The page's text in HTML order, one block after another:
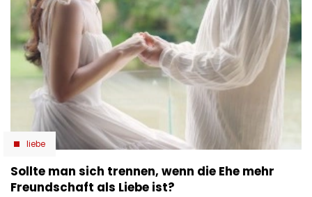
liebe
Sollte man sich trennen, wenn die Ehe mehr
Freundschaft als Liebe ist?